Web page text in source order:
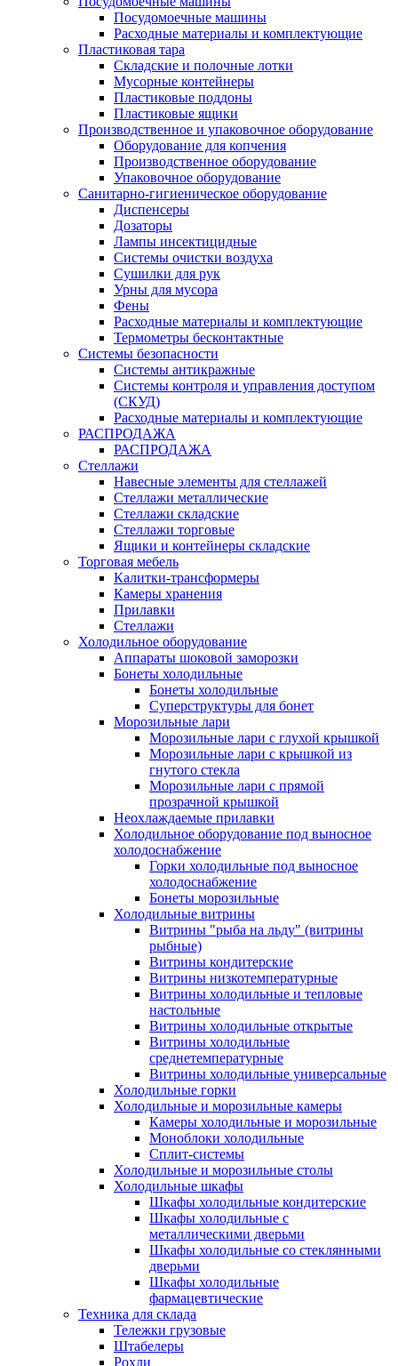
Посудомоечные машины
Расходные материалы и комплектующие
Пластиковая тара
Складские и полочные лотки
Мусорные контейнеры
Пластиковые поддоны
Пластиковые ящики
Производственное и упаковочное оборудование
Оборудование для копчения
Производственное оборудование
Упаковочное оборудование
Санитарно-гигиеническое оборудование
Диспенсеры
Дозаторы
Лампы инсектицидные
Системы очистки воздуха
Сушилки для рук
Урны для мусора
Фены
Расходные материалы и комплектующие
Термометры бесконтактные
Системы безопасности
Системы антикражные
Системы контроля и управления доступом
(СКУД)
Расходные материалы и комплектующие
РАСПРОДАЖА
РАСПРОДАЖА
Стеллажи
Навесные элементы для стеллажей
Стеллажи металлические
Стеллажи складские
Стеллажи торговые
Ящики и контейнеры складские
Торговая мебель
Калитки-трансформеры
Камеры хранения
Прилавки
Стеллажи
Холодильное оборудование
Аппараты шоковой заморозки
Бонеты холодильные
Бонеты холодильные
Суперструктуры для бонет
Морозильные лари
Морозильные лари с глухой крышкой
Морозильные лари с крышкой из
гнутого стекла
Морозильные лари с прямой
прозрачной крышкой
Неохлаждаемые прилавки
Холодильное оборудование под выносное
холодоснабжение
Горки холодильные под выносное
холодоснабжение
Бонеты морозильные
Холодильные витрины
Витрины "рыба на льду" (витрины
рыбные)
Витрины кондитерские
Витрины низкотемпературные
Витрины холодильные и тепловые
настольные
Витрины холодильные открытые
Витрины холодильные
среднетемпературные
Витрины холодильные универсальные
Холодильные горки
Холодильные и морозильные камеры
Камеры холодильные и морозильные
Моноблоки холодильные
Сплит-системы
Холодильные и морозильные столы
Холодильные шкафы
Шкафы холодильные кондитерские
Шкафы холодильные с
металлическими дверьми
Шкафы холодильные со стеклянными
дверьми
Шкафы холодильные
фармацевтические
Техника для склада
Тележки грузовые
Штабелеры
Рохли